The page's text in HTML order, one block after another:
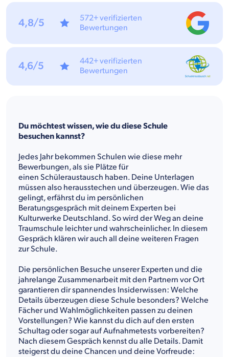
Du möchtest wissen, wie du diese Schule
besuchen kannst?
Jedes Jahr bekommen Schulen wie diese mehr
Bewerbungen, als sie Plätze für
einen Schüleraustausch haben. Deine Unterlagen
müssen also herausstechen und überzeugen. Wie das
gelingt, erfährst du im persönlichen
Beratungsgespräch mit deinem Experten bei
Kulturwerke Deutschland. So wird der Weg an deine
Traumschule leichter und wahrscheinlicher. In diesem
Gespräch klären wir auch all deine weiteren Fragen
zur Schule.
Die persönlichen Besuche unserer Experten und die
jahrelange Zusammenarbeit mit den Partnern vor Ort
garantieren dir spannendes Insiderwissen: Welche
Details überzeugen diese Schule besonders? Welche
Fächer und Wahlmöglichkeiten passen zu deinen
Vorstellungen? Wie kannst du dich auf den ersten
Schultag oder sogar auf Aufnahmetests vorbereiten?
Nach diesem Gespräch kennst du alle Details. Damit
steigerst du deine Chancen und deine Vorfreude:
4,8/5
572+ verifizierten
Bewertungen
4,6/5
442+ verifizierten
Bewertungen